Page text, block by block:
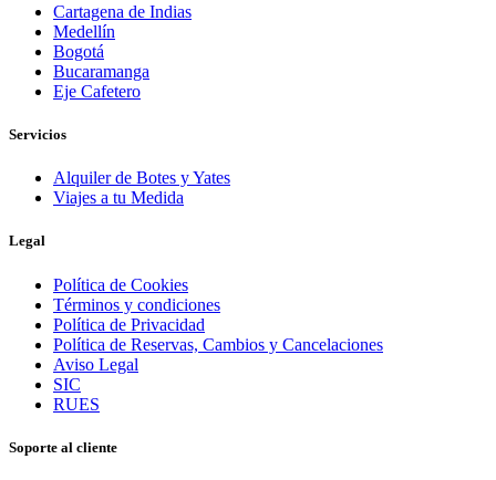
Cartagena de Indias
Medellín
Bogotá
Bucaramanga
Eje Cafetero
Servicios
Alquiler de Botes y Yates
Viajes a tu Medida
Legal
Política de Cookies
Términos y condiciones
Política de Privacidad
Política de Reservas, Cambios y Cancelaciones
Aviso Legal
SIC
RUES
Soporte al cliente